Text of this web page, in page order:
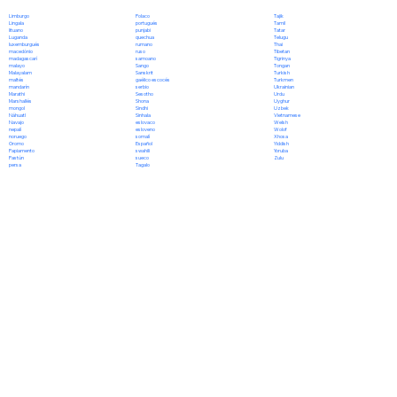
Limburgo
Lingala
lituano
Luganda
luxemburgués
macedónio
madagascarí
malayo
Malayalam
maltés
mandarín
Marathi
Marshallés
mongol
Náhuatl
Navajo
nepalí
noruego
Oromo
Papiamento
Pastún
persa
Polaco
portugués
punjabi
quechua
rumano
ruso
samoano
Sango
Sanskrit
gaélico escocés
serbio
Sesotho
Shona
Sindhi
Sinhala
eslovaco
esloveno
somalí
Español
swahili
sueco
Tagalo
Tajik
Tamil
Tatar
Telugu
Thai
Tibetan
Tigrinya
Tongan
Turkish
Turkmen
Ukrainian
Urdu
Uyghur
Uzbek
Vietnamese
Welsh
Wolof
Xhosa
Yiddish
Yoruba
Zulu